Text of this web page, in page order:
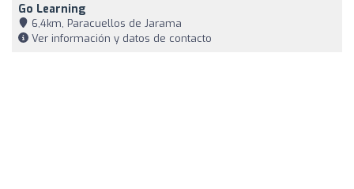
Go Learning
6,4km, Paracuellos de Jarama
Ver información y datos de contacto